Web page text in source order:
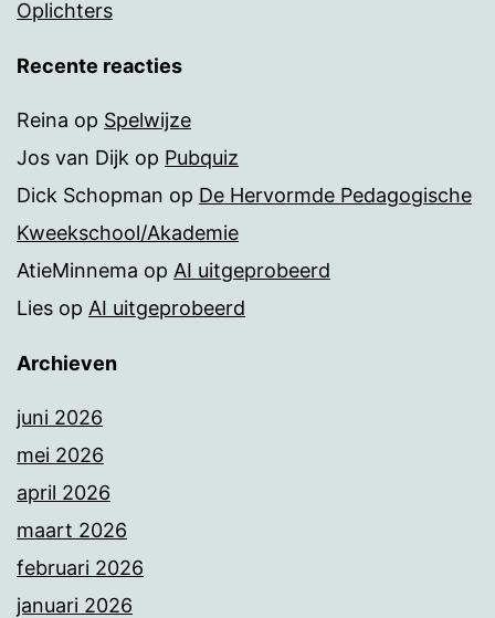
Oplichters
Recente reacties
Reina op Spelwijze
Jos van Dijk op Pubquiz
Dick Schopman op De Hervormde Pedagogische
Kweekschool/Akademie
AtieMinnema op AI uitgeprobeerd
Lies op AI uitgeprobeerd
Archieven
juni 2026
mei 2026
april 2026
maart 2026
februari 2026
januari 2026